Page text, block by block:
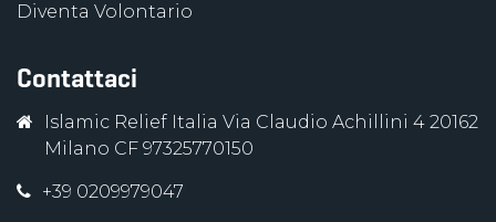
Diventa Volontario
Contattaci
Islamic Relief Italia Via Claudio Achillini 4 20162
Milano CF 97325770150
+39 0209979047